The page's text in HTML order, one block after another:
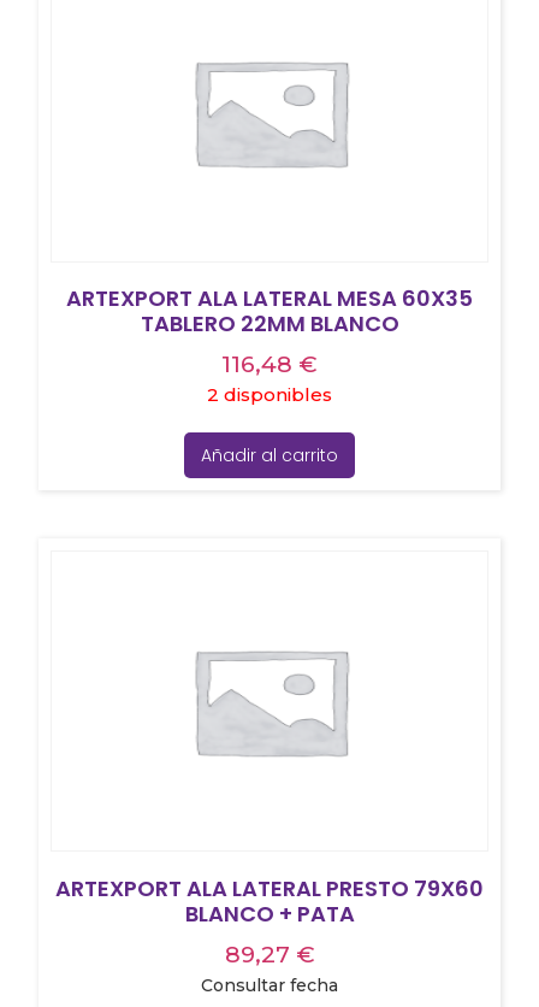
ARTEXPORT ALA LATERAL MESA 60X35
TABLERO 22MM BLANCO
116,48 €
2 disponibles
Añadir al carrito
ARTEXPORT ALA LATERAL PRESTO 79X60
BLANCO + PATA
89,27 €
Consultar fecha